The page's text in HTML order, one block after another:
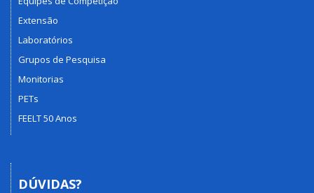
Extensão
Laboratórios
Grupos de Pesquisa
Monitorias
PETs
FEELT 50 Anos
DÚVIDAS?